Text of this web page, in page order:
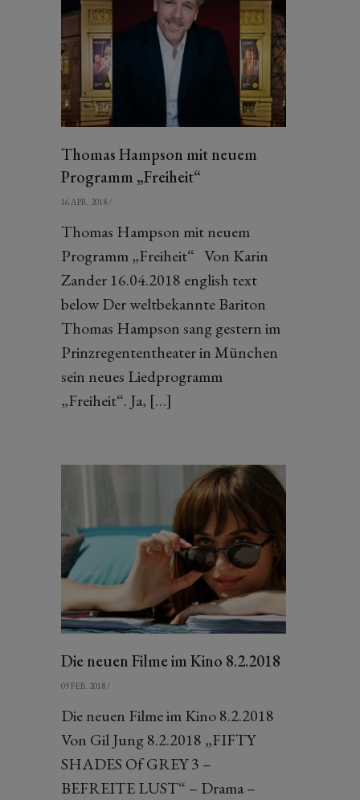
Thomas Hampson mit neuem
Programm „Freiheit“
16 APR. 2018 /
Thomas Hampson mit neuem
Programm „Freiheit“ Von Karin
Zander 16.04.2018 english text
below Der weltbekannte Bariton
Thomas Hampson sang gestern im
Prinzregententheater in München
sein neues Liedprogramm
„Freiheit“. Ja, […]
Die neuen Filme im Kino 8.2.2018
09 FEB. 2018 /
Die neuen Filme im Kino 8.2.2018
Von Gil Jung 8.2.2018 „FIFTY
SHADES Of GREY 3 –
BEFREITE LUST“ – Drama –